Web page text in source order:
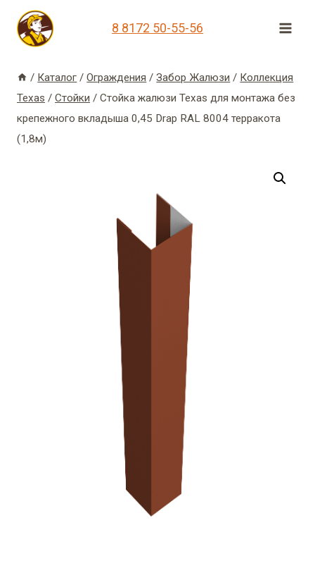
Перейти
8 8172 50-55-56
/ Каталог / Ограждения / Забор Жалюзи / Коллекция
Texas / Стойки / Стойка жалюзи Texas для монтажа без
крепежного вкладыша 0,45 Drap RAL 8004 терракота
(1,8м)